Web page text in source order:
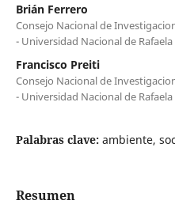
Brián Ferrero
Consejo Nacional de
- Universidad Nacional de Rafaela
Francisco Preiti
Consejo Nacional de
- Universidad Nacional de
Palabras clave: ambiente,
Resumen